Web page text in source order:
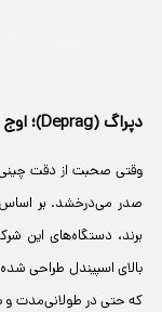
دپراگ (Deprag)؛ اوج مهندسی چینی در میلینگ دندانپزشکی
وقتی صحبت از دقت چینی
صدر می‌درخشد. بر اساس
برند، دستگاه‌های این
بالای اسپیندل طراحی
که حتی در طولانی‌مدت و